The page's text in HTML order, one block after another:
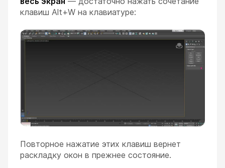
клавиш Alt+W на клавиатуре:
Повторное нажатие этих клавиш вернет
раскладку окон в прежнее состояние.